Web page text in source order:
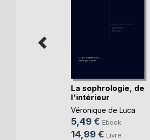
La sophrologie, de
l'intérieur
Véronique de Luca
5,49 € Ebook
14,99 € Livre